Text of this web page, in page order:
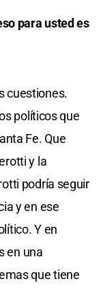
para usted es
cuestiones.
políticos que
Fe. Que
y la
podría seguir
y en ese
Y en
en una
que tiene